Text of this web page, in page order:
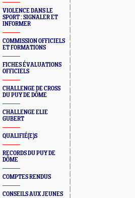
VIOLENCE DANS LE
SPORT : SIGNALER ET
INFORMER
COMMISSION OFFICIELS
ET FORMATIONS
FICHES ÉVALUATIONS
OFFICIELS
CHALLENGE DE CROSS
DU PUY DE DÔME
CHALLENGE ELIE
GUBERT
QUALIFIÉ(E)S
RECORDS DU PUY DE
DÔME
COMPTES RENDUS
CONSEILS AUX JEUNES